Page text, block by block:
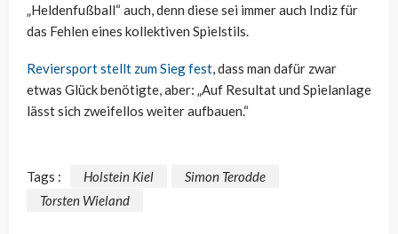
„Heldenfußball“ auch, denn diese sei immer auch Indiz für
das Fehlen eines kollektiven Spielstils.
Reviersport stellt zum Sieg fest, dass man dafür zwar
etwas Glück benötigte, aber: „Auf Resultat und Spielanlage
lässt sich zweifellos weiter aufbauen.“
Tags : Holstein Kiel
Simon Terodde
Torsten Wieland